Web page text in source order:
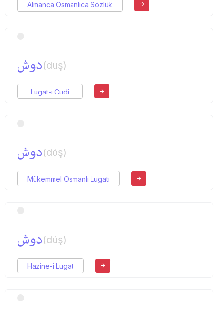
Almanca Osmanlıca Sözlük
دوش(duş)
Lugat-ı Cudi
دوش(döş)
Mükemmel Osmanlı Lugatı
دوش(düş)
Hazine-i Lugat